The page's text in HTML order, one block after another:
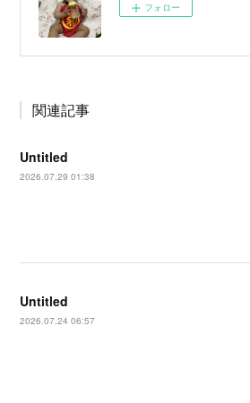
フォロー
関連記事
Untitled
2026.07.29 01:38
Untitled
2026.07.24 06:57